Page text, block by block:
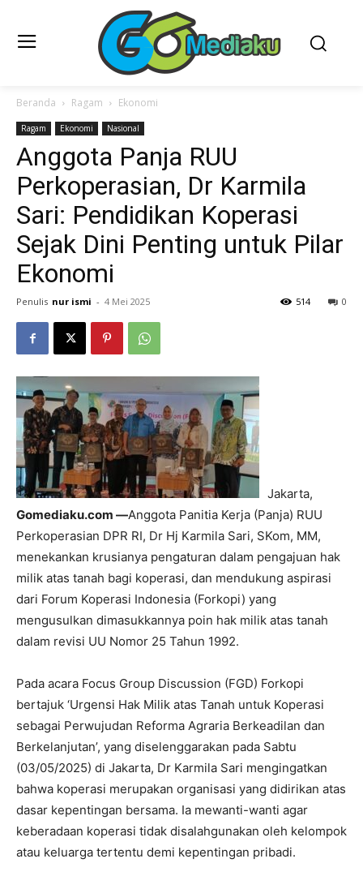
Beranda Ragam Ekonomi
Ragam Ekonomi Nasional
Anggota Panja RUU
Perkoperasian, Dr Karmila
Sari: Pendidikan Koperasi
Sejak Dini Penting untuk Pilar
Ekonomi
Penulis nur ismi - 4 Mei 2025 0
514
Jakarta,
Gomediaku.com —Anggota Panitia Kerja (Panja) RUU
Perkoperasian DPR RI, Dr Hj Karmila Sari, SKom, MM,
menekankan krusianya pengaturan dalam pengajuan hak
milik atas tanah bagi koperasi, dan mendukung aspirasi
dari Forum Koperasi Indonesia (Forkopi) yang
mengusulkan dimasukkannya poin hak milik atas tanah
dalam revisi UU Nomor 25 Tahun 1992.
Pada acara Focus Group Discussion (FGD) Forkopi
bertajuk ‘Urgensi Hak Milik atas Tanah untuk Koperasi
sebagai Perwujudan Reforma Agraria Berkeadilan dan
Berkelanjutan’, yang diselenggarakan pada Sabtu
(03/05/2025) di Jakarta, Dr Karmila Sari mengingatkan
bahwa koperasi merupakan organisasi yang didirikan atas
dasar kepentingan bersama. Ia mewanti-wanti agar
keberadaan koperasi tidak disalahgunakan oleh kelompok
atau keluarga tertentu demi kepentingan pribadi.